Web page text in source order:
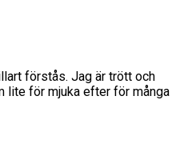
förstås. Jag är trött och
lite för mjuka efter för många